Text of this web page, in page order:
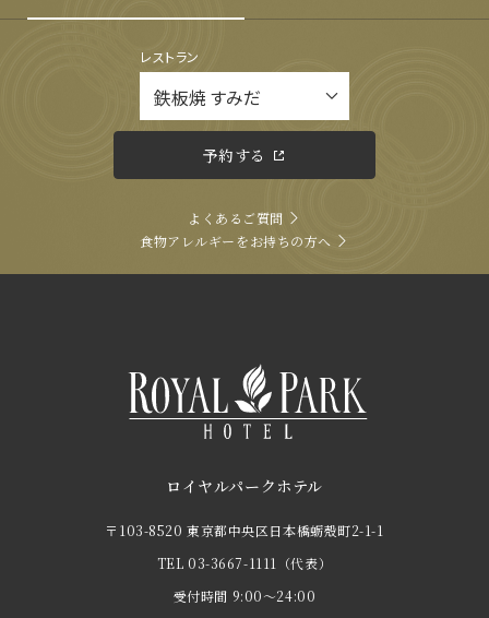
レストラン
予約する
よくあるご質問
食物アレルギーをお持ちの方へ
ロイヤルパークホテル
〒103-8520 東京都中央区日本橋蛎殻町2-1-1
TEL 03-3667-1111
（代表）
受付時間 9:00～24:00